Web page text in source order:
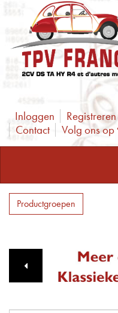
Inloggen Registreren
Contact
Volg ons op
Productgroepen